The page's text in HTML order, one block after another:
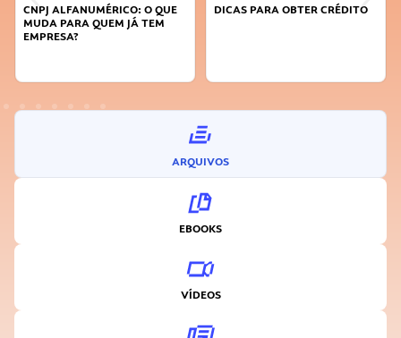
CNPJ ALFANUMÉRICO: O QUE
MUDA PARA QUEM JÁ TEM
EMPRESA?
DICAS PARA OBTER CRÉDITO
ARQUIVOS
EBOOKS
VÍDEOS